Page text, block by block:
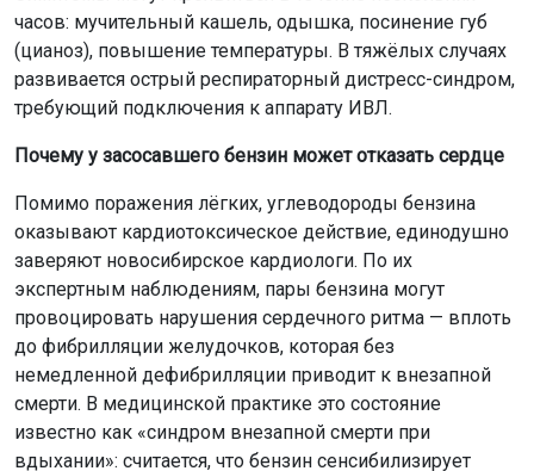
часов: мучительный кашель, одышка, посинение губ
(цианоз), повышение температуры. В тяжёлых случаях
развивается острый респираторный дистресс-синдром,
требующий подключения к аппарату ИВЛ.
Почему у засосавшего бензин может отказать сердце
Помимо поражения лёгких, углеводороды бензина
оказывают кардиотоксическое действие, единодушно
заверяют новосибирское кардиологи. По их
экспертным наблюдениям, пары бензина могут
провоцировать нарушения сердечного ритма — вплоть
до фибрилляции желудочков, которая без
немедленной дефибрилляции приводит к внезапной
смерти. В медицинской практике это состояние
известно как «синдром внезапной смерти при
вдыхании»: считается, что бензин сенсибилизирует